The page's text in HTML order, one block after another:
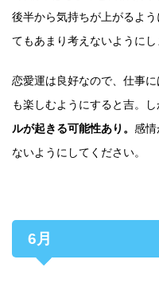
後半から気持ちが上がるよ
てもあまり考えないようにし
恋愛運は良好なので、仕事
も楽しむようにすると吉。し
ルが起きる可能性あり。 感情
ないようにしてください。
6月